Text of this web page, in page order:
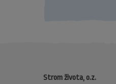
Strom života, o.z.